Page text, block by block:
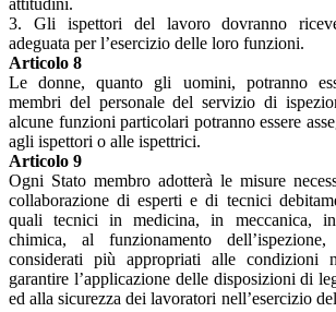
attitudini.
3. Gli ispettori del lavoro dovranno
adeguata per l’esercizio delle loro funzioni.
Articolo 8
Le donne, quanto gli uomini, potranno
membri del personale del servizio di
alcune funzioni particolari potranno essere
agli ispettori o alle ispettrici.
Articolo 9
Ogni Stato membro adotterà le misure
collaborazione di esperti e di tecnici
quali tecnici in medicina, in meccanica,
chimica, al funzionamento
considerati più appropriati alle condizioni
garantire l’applicazione delle disposizioni di
ed alla sicurezza dei lavoratori nell’esercizio